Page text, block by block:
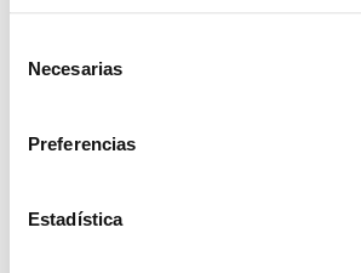
Necesarias
Preferencias
Estadística
PLUS 2290